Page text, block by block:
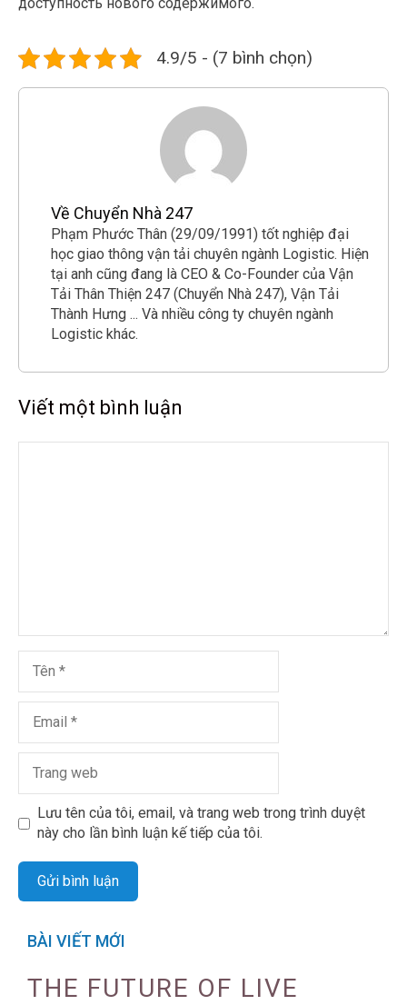
4.9/5 - (7 bình chọn)
Về Chuyển Nhà 247
Phạm Phước Thân (29/09/1991) tốt nghiệp đại
học giao thông vận tải chuyên ngành Logistic. Hiện
tại anh cũng đang là CEO & Co-Founder của Vận
Tải Thân Thiện 247 (Chuyển Nhà 247), Vận Tải
Thành Hưng ... Và nhiều công ty chuyên ngành
Logistic khác.
Viết một bình luận
Lưu tên của tôi, email, và trang web trong trình duyệt
này cho lần bình luận kế tiếp của tôi.
BÀI VIẾT MỚI
THE FUTURE OF LIVE